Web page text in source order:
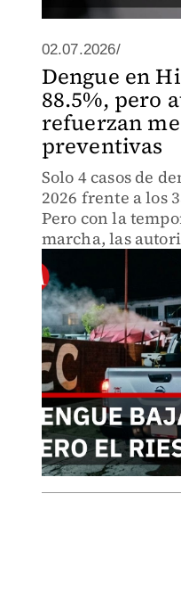
02.07.2026/
Dengue en
88.5%, pero
refuerzan
preventivas
Solo 4 casos de
2026 frente a los
Pero con la
marcha, las
aceleran
en municipios de
suficiente la